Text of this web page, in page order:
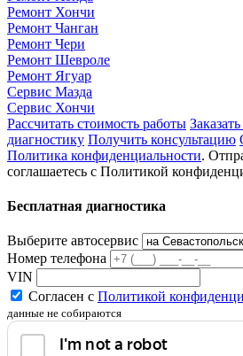
Ремонт Хончи
Ремонт Чанган
Ремонт Чери
Ремонт Шевроле
Ремонт Ягуар
Сервис Мазда
Сервис Хончи
Рассчитать стоимость работы
диагностику Получить консультацию
Политика конфиденциальности.
соглашаетесь с Политикой
Бесплатная диагностика
Выберите автосервис
Номер телефона
VIN
Согласен с Политикой
данные не собираются